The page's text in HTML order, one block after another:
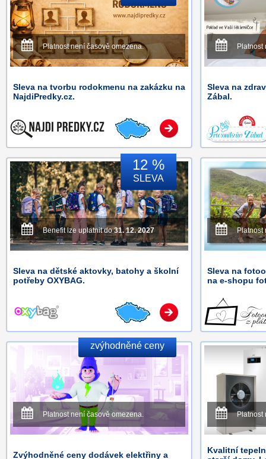
Platnost není časově omezena.
Sleva na tvorbu rodokmenu na zakázku na
NajdiPredky.cz.
Platnost
Sleva na
Zábal.
12 %
SLEVA
Benefit lze uplatnit do31. 12. 2027
Sleva na dětské aktovky, batohy a školní
potřeby OXYBAG.
Platnost
Sleva na
na e-shopu
zvýhodněné ceny
Platnost není časově omezena.
Zvýhodněné ceny dodávek elektřiny a
Platnost
Kvalitní